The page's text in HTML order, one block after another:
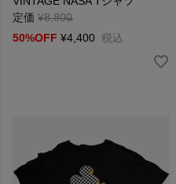
定価 ¥8,800
→
50%OFF ¥4,400 税込